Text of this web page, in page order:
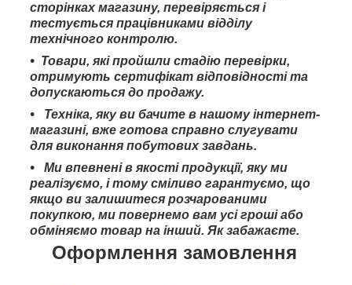
сторінках магазину, перевіряється і
тестується працівниками відділу
технічного контролю.
Товари, які пройшли стадію перевірки,
отримують сертифікат відповідності та
допускаються до продажу.
Техніка, яку ви бачите в нашому інтернет-
магазині, вже готова справно слугувати
для виконання побутових завдань.
Ми впевнені в якості продукції, яку ми
реалізуємо, і тому сміливо гарантуємо, що
якщо ви залишитеся розчарованими
покупкою, ми повернемо вам усі гроші або
обміняємо товар на інший. Як забажаєте.
Оформлення замовлення